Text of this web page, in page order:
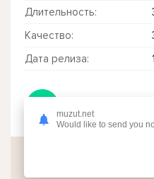
Длительность:
Качество:
Дата релиза:
muzut.net
Would like to send you